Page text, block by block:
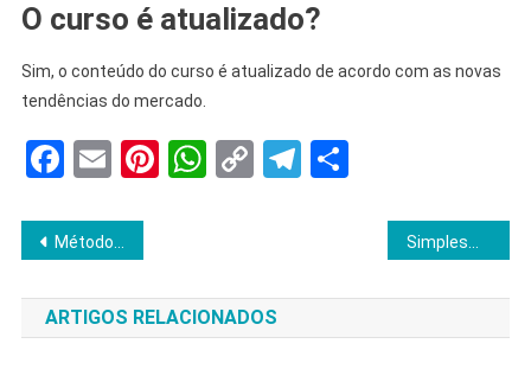
O curso é atualizado?
Sim, o conteúdo do curso é atualizado de acordo com as novas
tendências do mercado.
Facebook
EmailPinterest
WhatsApp
CopyTelegram
Share
Navegação
de
Post
Método Violão 100: É Confiável? É Bom? Funciona? Vale a Pena?
ARTIGOS RELACIONADOS